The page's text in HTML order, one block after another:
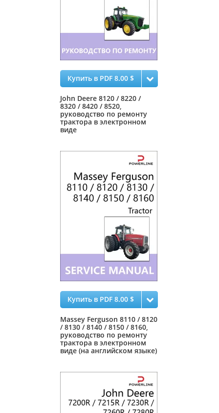
Купить в PDF 8.00 $
John Deere 8120 / 8220 /
8320 / 8420 / 8520,
руководство по ремонту
трактора в электронном
виде
Купить в PDF 8.00 $
Massey Ferguson 8110 / 8120
/ 8130 / 8140 / 8150 / 8160,
руководство по ремонту
трактора в электронном
виде (на английском языке)